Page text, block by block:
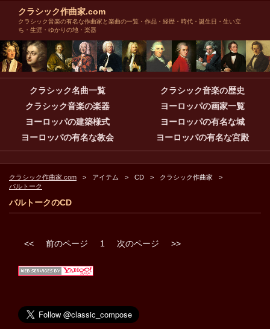
クラシック作曲家.com
クラシック音楽の有名な作曲家と楽曲の一覧・作品・経歴・時代・誕生日・生い立
ち・生涯・ゆかりの地・楽器
クラシック名曲一覧
クラシック音楽の歴史
クラシック音楽の楽器
ヨーロッパの画家一覧
ヨーロッパの建築様式
ヨーロッパの有名な城
ヨーロッパの有名な教会
ヨーロッパの有名な宮殿
クラシック作曲家.com アイテム CD
クラシック作曲家
バルトーク
バルトークのCD
<< 前のページ 1 次のページ >>